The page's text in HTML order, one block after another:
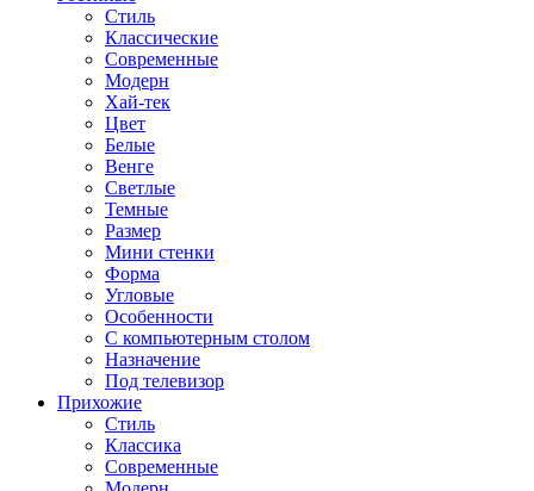
Стиль
Классические
Современные
Модерн
Хай-тек
Цвет
Белые
Венге
Светлые
Темные
Размер
Мини стенки
Форма
Угловые
Особенности
С компьютерным столом
Назначение
Под телевизор
Прихожие
Стиль
Классика
Современные